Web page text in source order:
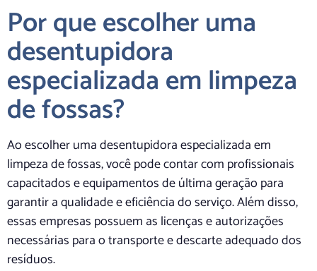
Por que escolher uma
desentupidora
especializada em limpeza
de fossas?
Ao escolher uma desentupidora especializada em
limpeza de fossas, você pode contar com profissionais
capacitados e equipamentos de última geração para
garantir a qualidade e eficiência do serviço. Além disso,
essas empresas possuem as licenças e autorizações
necessárias para o transporte e descarte adequado dos
resíduos.